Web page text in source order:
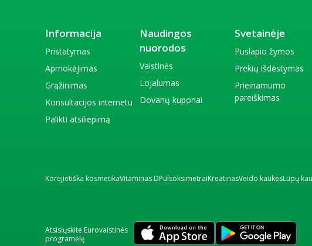
Informacija
Pristatymas
Apmokėjimas
Grąžinimas
Konsultacijos internetu
Palikti atsiliepimą
Naudingos
nuorodos
Vaistinės
Lojalumas
Dovanų kuponai
Svetainėje
Puslapio žymos
Prekių išdėstymas
Prieinamumo
pareiškimas
Korėjietiška kosmetikaVitaminas DPulsoksimetraiKreatinasVeido kaukėsLūpų
Atsisiųskite Eurovaistinės
programėlę